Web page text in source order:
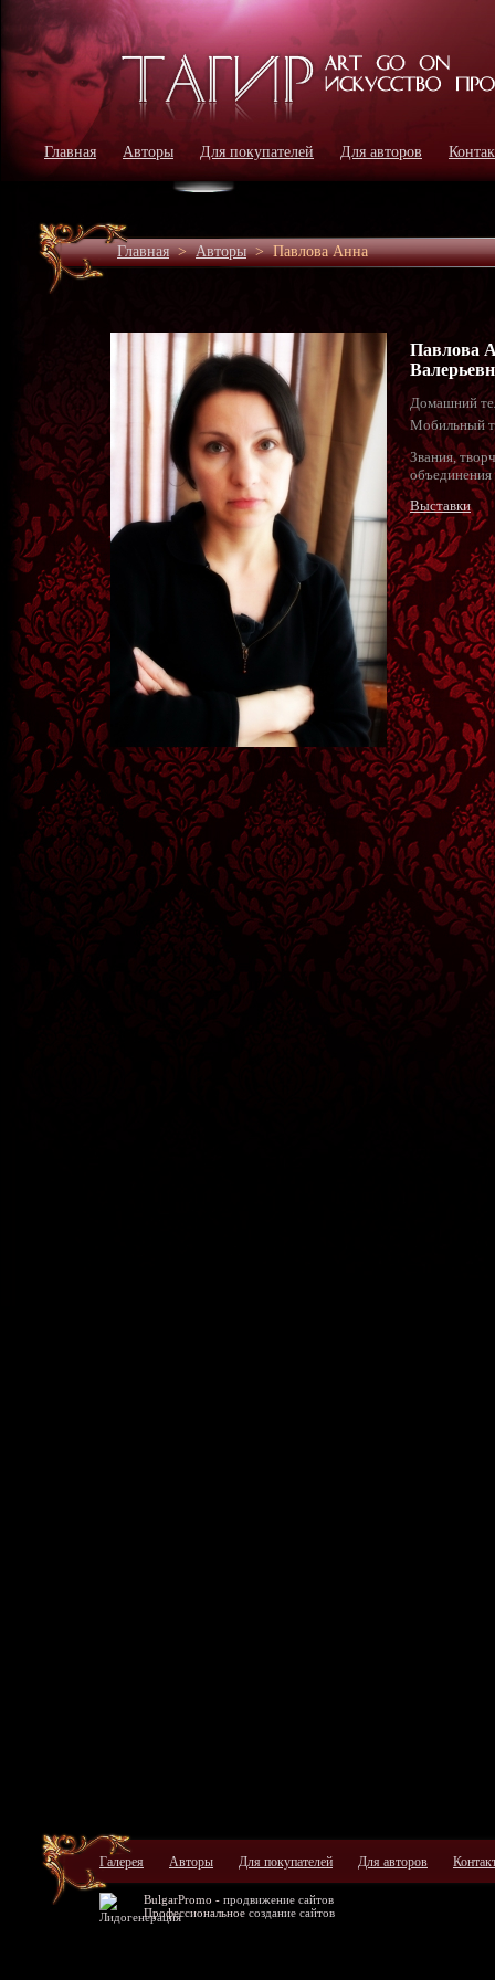
Главная Авторы Для покупателей Для авторов
Главная>Авторы>Павлова Анна
Павлова
Домашний
Мобильный
Звания,
объединения
Выставки
Галерея Авторы Для покупателей Для авторов
BulgarPromo - продвижение сайтов
Профессиональное создание сайтов